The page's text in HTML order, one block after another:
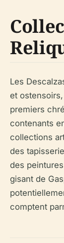
Les
et
premiers
contenants
collections
des
des
gisant de
comptent